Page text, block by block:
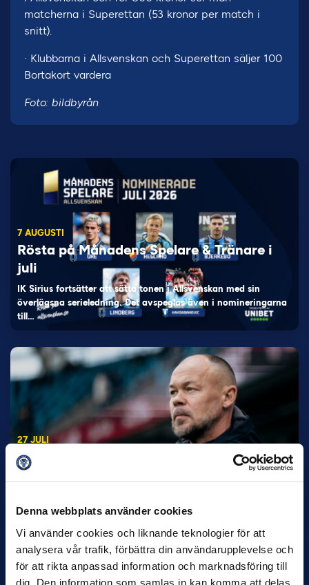
Denna webbplats använder cookies
Vi använder cookies och liknande teknologier för att
analysera vår trafik, förbättra din användarupplevelse och
för att rikta anpassad information och marknadsföring till
dig. Den information som samlas in kan komma att delas
matcherna i Superettan (53 kronor per match i
snitt).
· Klubbarna i Allsvenskan och Superettan säljer 100
Bortakort vardera
Foto: bildbyrån
7 AUGUSTI
Rösta på Månadens Spelare & Tränare i
juli
IK Sirius fortsätter att sätta tonen i Allsvenskan med sin
överlägsna serieledning. Det avspeglas även i nomineringarna
till…
27 JULI
Joachim Björklund tar över IFK Göteborg
avslutats.…